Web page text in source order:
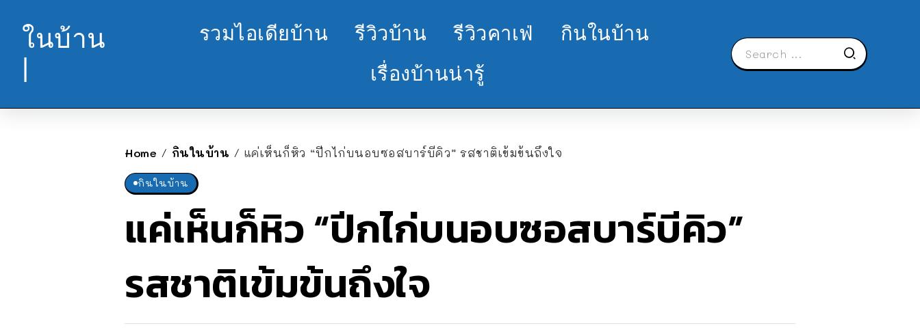
ในบ้าน
|
รวมไอเดียบ้าน รีวิวบ้าน รีวิวคาเฟ่
กินในบ้าน
เรื่องบ้านน่ารู้
Home / กินในบ้าน / แค่เห็นก็หิว “ปีกไก่บนอบซอสบาร์บีคิว” รสชาติเข้มข้นถึงใจ
กินในบ้าน
แค่เห็นก็หิว “ปีกไก่บนอบซอสบาร์บีคิว”
รสชาติเข้มข้นถึงใจ